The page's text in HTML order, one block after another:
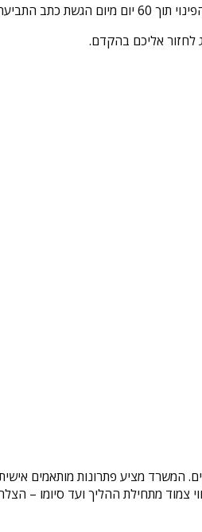
התביעה.
לחזור אליכם בהקדם.
המשרד מציע פתרונות מותאמים
צמוד מתחילת ההליך ועד סיומו –